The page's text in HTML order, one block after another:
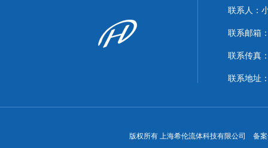
联系人：
联系邮箱
联系传真
联系地址
版权所有 上海希伦流体科技有限公司 备